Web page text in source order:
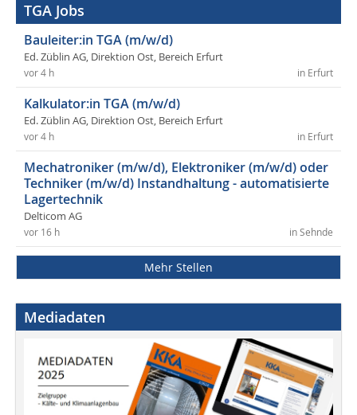
TGA Jobs
Bauleiter:in TGA (m/w/d)
Ed. Züblin AG, Direktion Ost, Bereich Erfurt
in Erfurt
vor 4 h
Kalkulator:in TGA (m/w/d)
Ed. Züblin AG, Direktion Ost, Bereich Erfurt
in Erfurt
vor 4 h
Mechatroniker (m/w/d), Elektroniker (m/w/d) oder
Techniker (m/w/d) Instandhaltung - automatisierte
Lagertechnik
Delticom AG
in Sehnde
vor 16 h
Mehr Stellen
Mediadaten